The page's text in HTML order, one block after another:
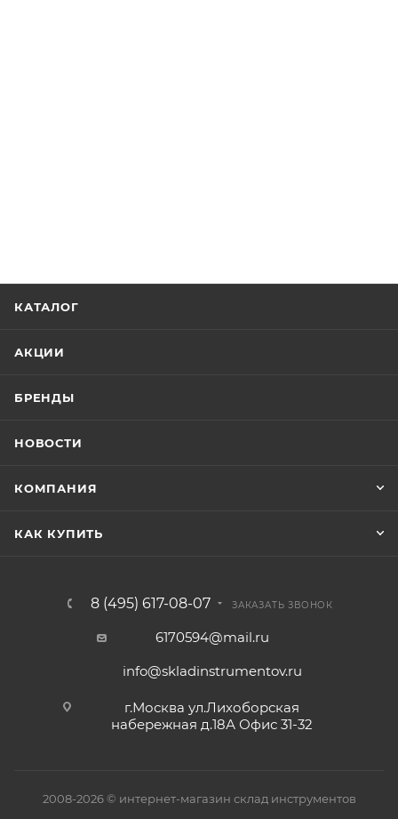
КАТАЛОГ
АКЦИИ
БРЕНДЫ
НОВОСТИ
КОМПАНИЯ
КАК КУПИТЬ
8 (495) 617-08-07 ЗАКАЗАТЬ ЗВОНОК
6170594@mail.ru
info@skladinstrumentov.ru
г.Москва ул.Лихоборская
набережная д.18А Офис 31-32
2008-2026 © интернет-магазин склад инструментов